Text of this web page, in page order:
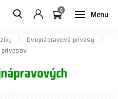
Menu
0
Dvojnápravové prívesy